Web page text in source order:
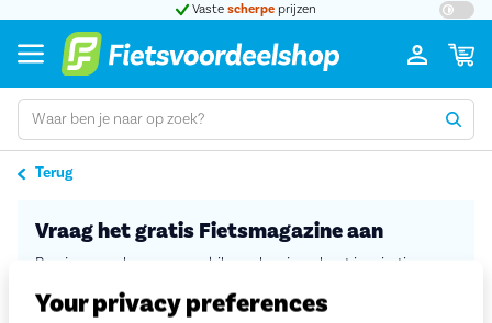
Vaste scherpe prijzen
Terug
Vraag het gratis Fietsmagazine aan
Ben je op zoek naar een e-bike en kan je wel wat inspiratie
gebruiken? Vul je gegevens in en ontvang direct ons digitale
Fietsmagazine, boordevol tips en ideeën.
Your privacy preferences